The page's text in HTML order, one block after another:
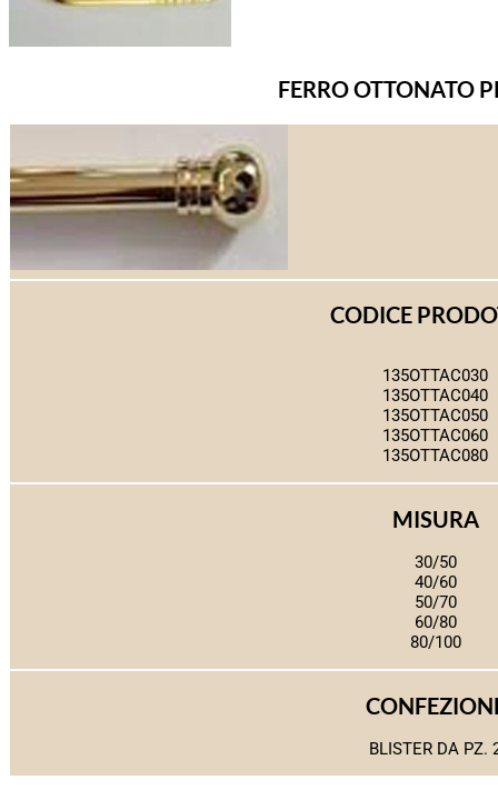
FERRO OTTONATO
CODICE
135OTTAC030
135OTTAC040
135OTTAC050
135OTTAC060
135OTTAC080
MISURA
30/50
40/60
50/70
60/80
80/100
BLISTER DA PZ.